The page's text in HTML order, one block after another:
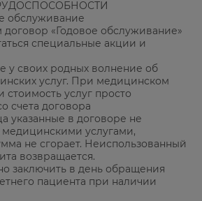
обслуживание
«Годовое обслуживание»
специальные акции и
у своих родных волнение об
услуг. При медицинском
услуг просто
счета договора
указанные в договоре не
медицинскими услугами,
не сгорает. Неиспользованный
возвращается.
заключить в день обращения
пациента при наличии